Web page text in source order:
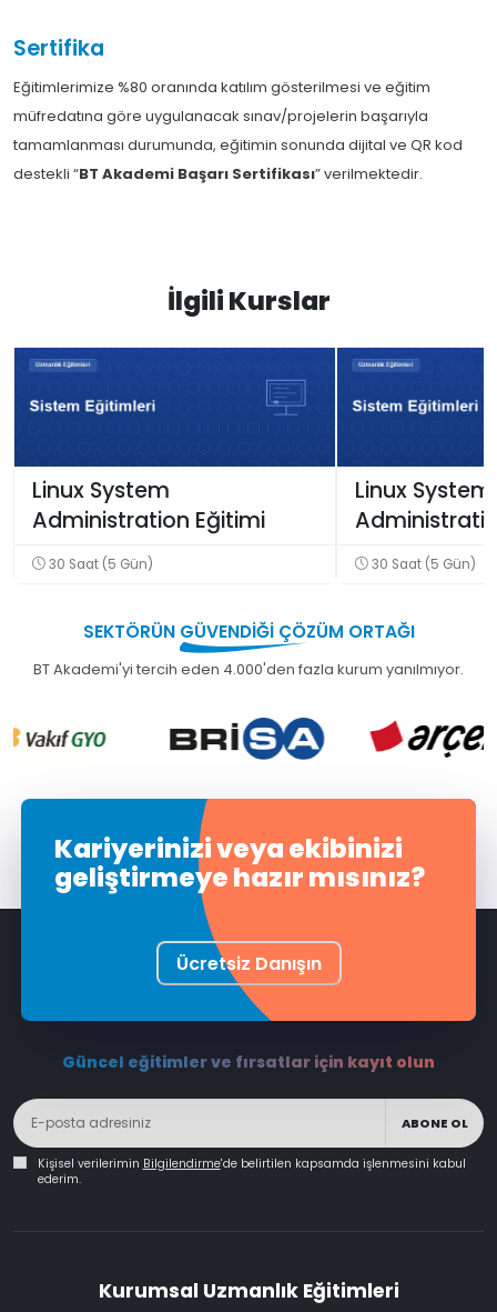
Sertifika
Eğitimlerimize %80 oranında katılım gösterilmesi ve eğitim
müfredatına göre uygulanacak sınav/projelerin başarıyla
tamamlanması durumunda, eğitimin sonunda dijital ve QR kod
destekli “BT Akademi Başarı Sertifikası” verilmektedir.
İlgili Kurslar
Linux System
Administration Eğitimi
30 Saat (5 Gün)
Linux System
Eğitimi
30 Saat (5 Gün)
SEKTÖRÜN GÜVENDİĞİÇÖZÜM ORTAĞI
BT Akademi'yi tercih eden 4.000'den fazla kurum yanılmıyor.
Kariyerinizi veya ekibinizi
geliştirmeye hazır mısınız?
Ücretsiz Danışın
Güncel eğitimler ve fırsatlar için kayıt olun
ABONE OL
Kişisel verilerimin Bilgilendirme'de belirtilen kapsamda işlenmesini kabul
ederim.
Kurumsal Uzmanlık Eğitimleri